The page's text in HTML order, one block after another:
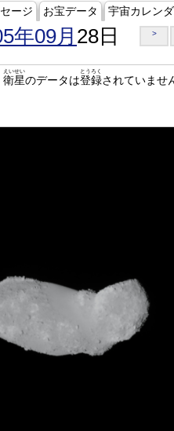
ージ お宝データ 宇宙カレン
年09月 28日 >
衛星
えいせい
のデータは登録
とうろく
されていませ